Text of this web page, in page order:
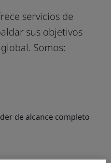
servicios de
sus objetivos
Somos:
de alcance completo